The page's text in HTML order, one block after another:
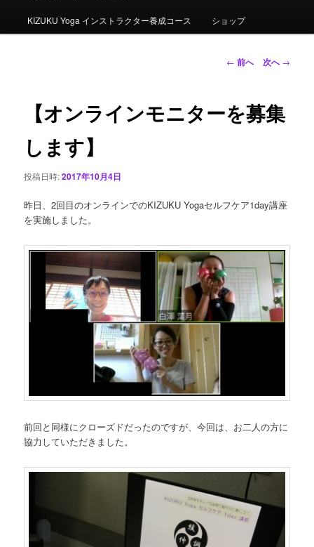
KIZUKU Yoga インストラクター養成コース ショップ
投
ビ
ゲ
← 前へ 次へ→
【オンラインモニターを募集
します】
投稿日時:2017年10月4日
昨日、2回目のオンラインでのKIZUKU Yogaセルフケア1day講座
を実施しました。
前回と同様にクローズドだったのですが、今回は、お二人の方に
協力していただきました。